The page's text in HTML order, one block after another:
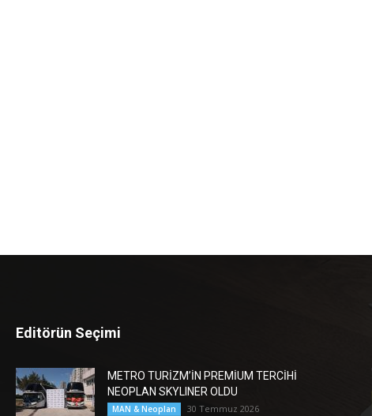
Editörün Seçimi
METRO TURİZM’İN PREMİUM TERCİHİ
NEOPLAN SKYLINER OLDU
MAN & Neoplan 30 Temmuz 2026